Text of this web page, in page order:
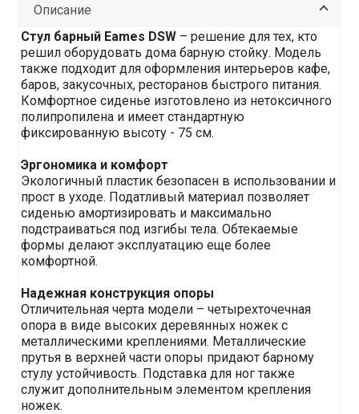
Описание
Стул барный Eames DSW – решение для тех, кто
решил оборудовать дома барную стойку. Модель
также подходит для оформления интерьеров кафе,
баров, закусочных, ресторанов быстрого питания.
Комфортное сиденье изготовлено из нетоксичного
полипропилена и имеет стандартную
фиксированную высоту - 75 см.
Эргономика и комфорт
Экологичный пластик безопасен в использовании и
прост в уходе. Податливый материал позволяет
сиденью амортизировать и максимально
подстраиваться под изгибы тела. Обтекаемые
формы делают эксплуатацию еще более
комфортной.
Надежная конструкция опоры
Отличительная черта модели – четырехточечная
опора в виде высоких деревянных ножек с
металлическими креплениями. Металлические
прутья в верхней части опоры придают барному
стулу устойчивость. Подставка для ног также
служит дополнительным элементом крепления
ножек.